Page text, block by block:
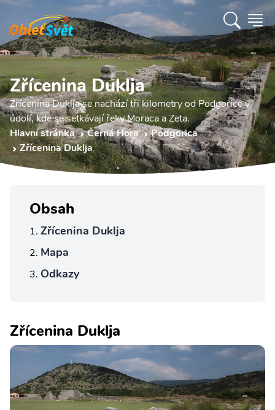
Zřícenina Duklja
Zřícenina Duklja se nachází tři kilometry od Podgorice v
údolí, kde se setkávají řeky Moraca a Zeta.
Hlavní stránka
Černá Hora
Podgorica
Zřícenina Duklja
Obsah
Zřícenina Duklja
Mapa
Odkazy
Zřícenina Duklja